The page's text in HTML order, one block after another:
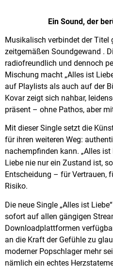
Ein Sound, der
Musikalisch verbindet der Titel
zeitgemäßen Soundgewand .
radiofreundlich und dennoch
Mischung macht „Alles ist
auf Playlists als auch auf der
Kovar zeigt sich nahbar,
präsent – ohne Pathos, aber
Mit dieser Single setzt die
für ihren weiteren Weg:
nachempfinden kann. „Alles
Liebe nie nur ein Zustand ist,
Entscheidung – für Vertrauen,
Risiko.
Die neue Single „Alles ist
sofort auf allen gängigen
Downloadplattformen
an die Kraft der Gefühle zu
moderner Popschlager mehr
nämlich ein echtes